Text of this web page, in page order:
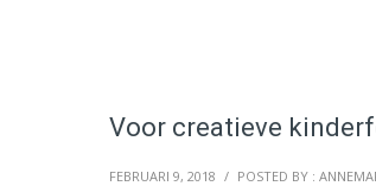
Voor creatieve
FEBRUARI 9, 2018 / POSTED BY :